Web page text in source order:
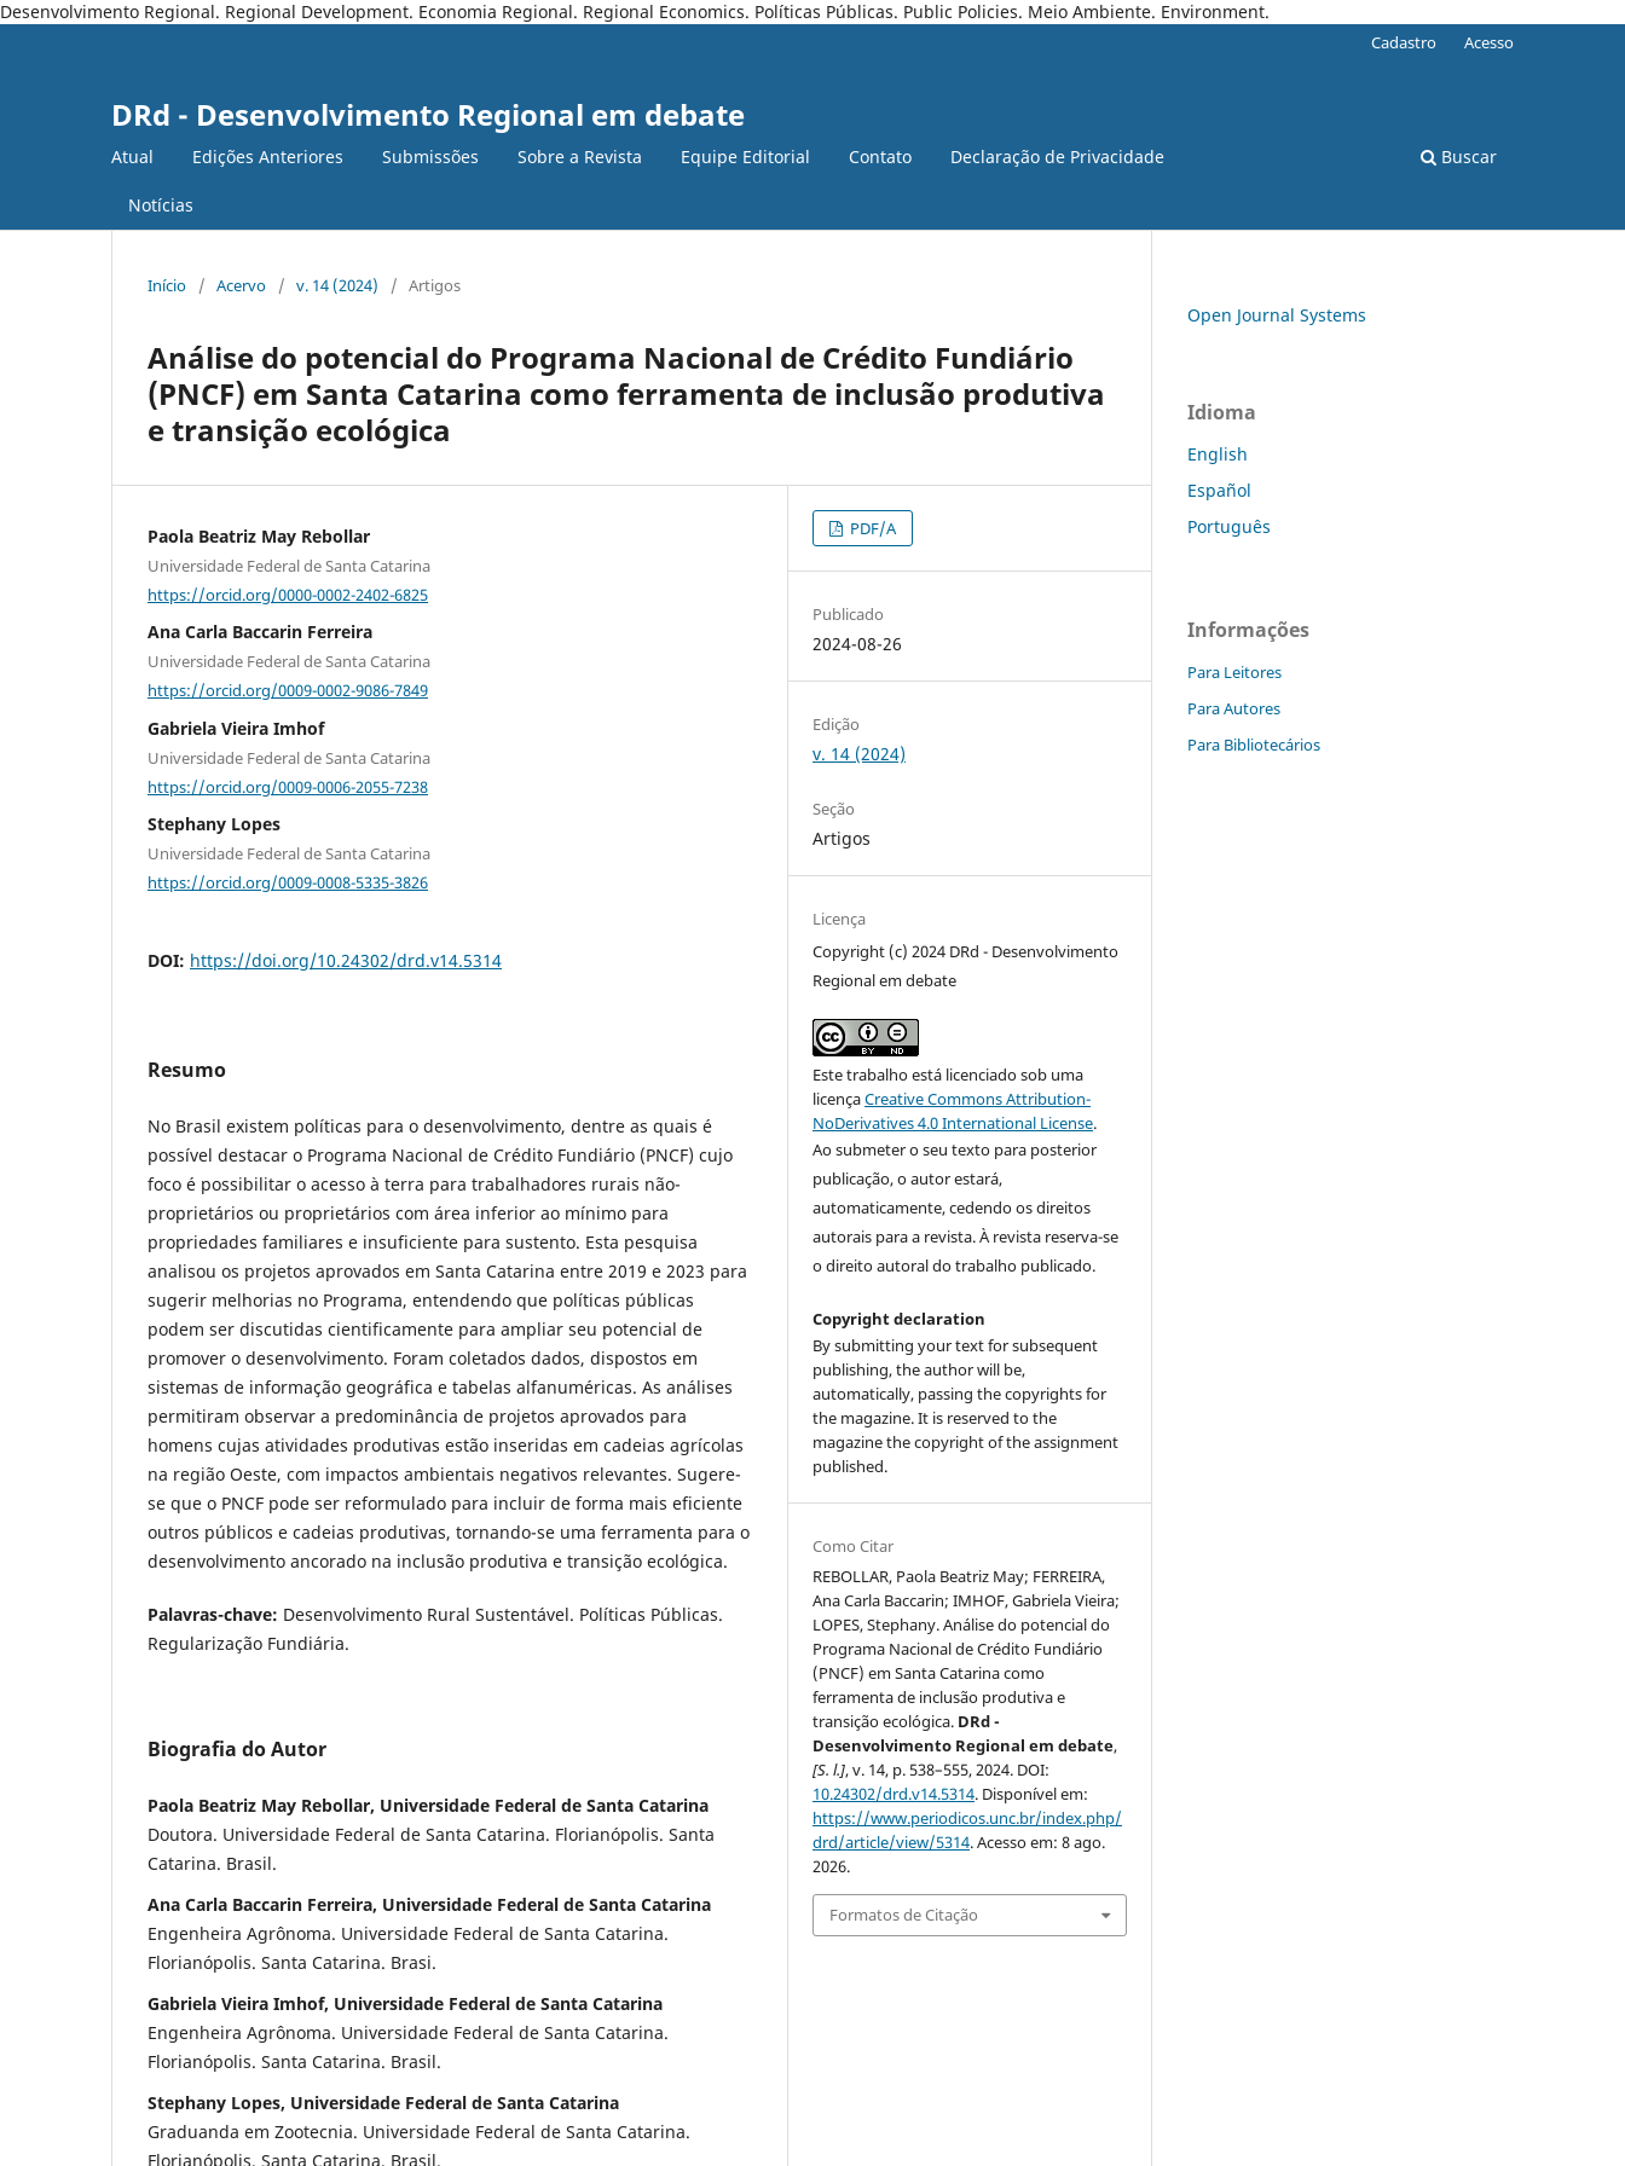
Desenvolvimento Regional. Regional Development. Economia Regional. Regional Economics. Políticas Públicas. Public Policies. Meio Ambiente. Environment.
DRd - Desenvolvimento Regional em debate
Atual Edições Anteriores Submissões Sobre a Revista Equipe Editorial Contato Declaração de Privacidade
Notícias
Buscar
Cadastro Acesso
Início / Acervo / v. 14 (2024) / Artigos
Análise do potencial do Programa Nacional de Crédito Fundiário
(PNCF) em Santa Catarina como ferramenta de inclusão produtiva
e transição ecológica
Paola Beatriz May Rebollar
Universidade Federal de Santa Catarina
https://orcid.org/0000-0002-2402-6825
Ana Carla Baccarin Ferreira
Universidade Federal de Santa Catarina
https://orcid.org/0009-0002-9086-7849
Gabriela Vieira Imhof
Universidade Federal de Santa Catarina
https://orcid.org/0009-0006-2055-7238
Stephany Lopes
Universidade Federal de Santa Catarina
https://orcid.org/0009-0008-5335-3826
DOI: https://doi.org/10.24302/drd.v14.5314
Resumo
No Brasil existem políticas para o desenvolvimento, dentre as quais é
possível destacar o Programa Nacional de Crédito Fundiário (PNCF) cujo
foco é possibilitar o acesso à terra para trabalhadores rurais não-
proprietários ou proprietários com área inferior ao mínimo para
propriedades familiares e insuficiente para sustento. Esta pesquisa
analisou os projetos aprovados em Santa Catarina entre 2019 e 2023 para
sugerir melhorias no Programa, entendendo que políticas públicas
podem ser discutidas cientificamente para ampliar seu potencial de
promover o desenvolvimento. Foram coletados dados, dispostos em
sistemas de informação geográfica e tabelas alfanuméricas. As análises
permitiram observar a predominância de projetos aprovados para
homens cujas atividades produtivas estão inseridas em cadeias agrícolas
na região Oeste, com impactos ambientais negativos relevantes. Sugere-
se que o PNCF pode ser reformulado para incluir de forma mais eficiente
outros públicos e cadeias produtivas, tornando-se uma ferramenta para o
desenvolvimento ancorado na inclusão produtiva e transição ecológica.
Palavras-chave: Desenvolvimento Rural Sustentável. Políticas Públicas.
Regularização Fundiária.
Biografia do Autor
Paola Beatriz May Rebollar, Universidade Federal de Santa Catarina
Doutora. Universidade Federal de Santa Catarina. Florianópolis. Santa
Catarina. Brasil.
Ana Carla Baccarin Ferreira, Universidade Federal de Santa Catarina
Engenheira Agrônoma. Universidade Federal de Santa Catarina.
Florianópolis. Santa Catarina. Brasi.
Gabriela Vieira Imhof, Universidade Federal de Santa Catarina
Engenheira Agrônoma. Universidade Federal de Santa Catarina.
Florianópolis. Santa Catarina. Brasil.
Stephany Lopes, Universidade Federal de Santa Catarina
Graduanda em Zootecnia. Universidade Federal de Santa Catarina.
Florianópolis. Santa Catarina. Brasil.
PDF/A
Publicado
2024-08-26
Edição
v. 14 (2024)
Seção
Artigos
Licença
Copyright (c) 2024 DRd - Desenvolvimento
Regional em debate
Este trabalho está licenciado sob uma
licençaCreative Commons Attribution-
NoDerivatives 4.0 International License.
Ao submeter o seu texto para posterior
publicação, o autor estará,
automaticamente, cedendo os direitos
autorais para a revista. À revista reserva-se
o direito autoral do trabalho publicado.
Copyright declaration
By submitting your text for subsequent
publishing, the author will be,
automatically, passing the copyrights for
the magazine. It is reserved to the
magazine the copyright of the assignment
published.
Como Citar
REBOLLAR, Paola Beatriz May; FERREIRA,
Ana Carla Baccarin; IMHOF, Gabriela Vieira;
LOPES, Stephany. Análise do potencial do
Programa Nacional de Crédito Fundiário
(PNCF) em Santa Catarina como
ferramenta de inclusão produtiva e
transição ecológica. DRd -
Desenvolvimento Regional em debate,
[S. l.], v. 14, p. 538–555, 2024. DOI:
10.24302/drd.v14.5314. Disponível em:
https://www.periodicos.unc.br/index.php/
drd/article/view/5314. Acesso em: 8 ago.
2026.
Formatos de Citação
Open Journal Systems
Idioma
English
Español
Português
Informações
Para Leitores
Para Autores
Para Bibliotecários